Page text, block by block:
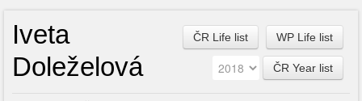
ČR Life list WP Life list
ČR Year list
Iveta
Doleželová